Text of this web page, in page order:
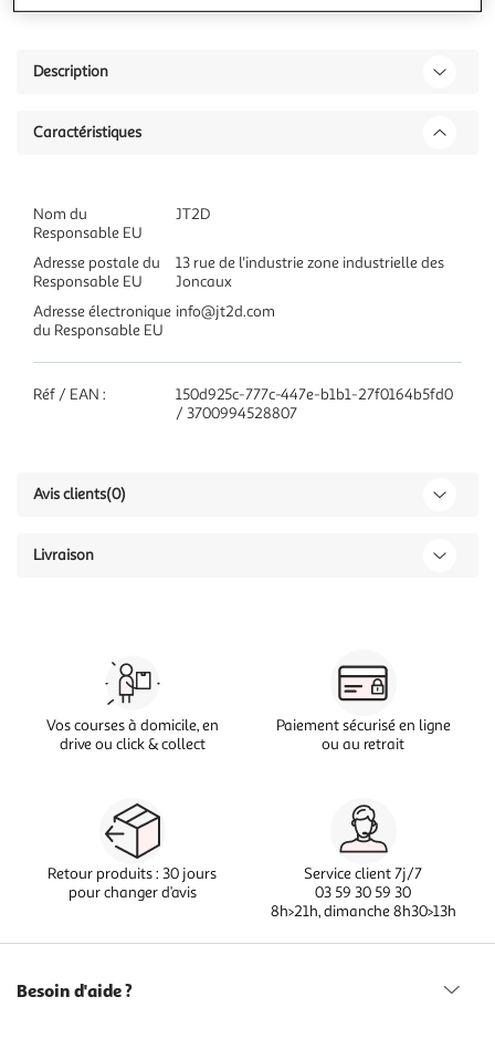
Description
Caractéristiques
Nom du
Responsable EU
JT2D
Adresse postale du
Responsable EU
13 rue de l'industrie zone industrielle des
Joncaux
Adresse électronique
du Responsable EU
info@jt2d.com
Réf / EAN :
150d925c-777c-447e-b1b1-27f0164b5fd0
/ 3700994528807
Avis clients(0)
Livraison
Vos courses à domicile, en
drive ou click & collect
Paiement sécurisé en ligne
ou au retrait
Retour produits : 30 jours
pour changer d’avis
Service client 7j/7
03 59 30 59 30
8h>21h, dimanche 8h30>13h
Besoin d'aide ?